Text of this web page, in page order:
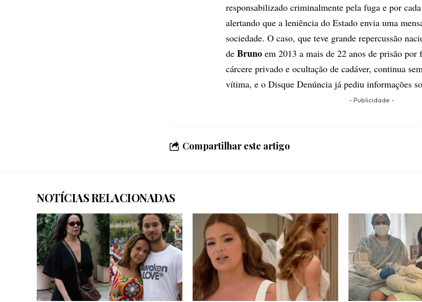
responsabilizado criminalmente pela fuga e por
alertando que a leniência do Estado envia uma
sociedade. O caso, que teve grande repercussão
de Bruno em 2013 a mais de 22 anos de prisão
cárcere privado e ocultação de cadáver, continua
vítima, e o Disque Denúncia já pediu informações
- Publicidade -
Compartilhar este artigo
NOTÍCIAS RELACIONADAS